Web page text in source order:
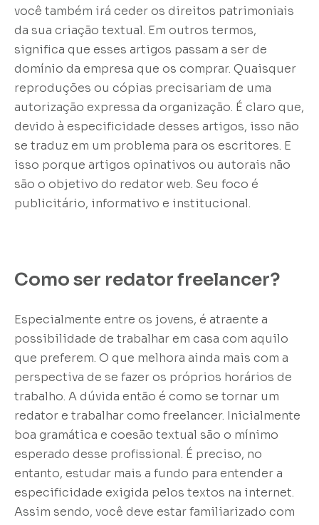
você também irá ceder os direitos patrimoniais
da sua criação textual. Em outros termos,
significa que esses artigos passam a ser de
domínio da empresa que os comprar. Quaisquer
reproduções ou cópias precisariam de uma
autorização expressa da organização. É claro que,
devido à especificidade desses artigos, isso não
se traduz em um problema para os escritores. E
isso porque artigos opinativos ou autorais não
são o objetivo do redator web. Seu foco é
publicitário, informativo e institucional.
Como ser redator freelancer?
Especialmente entre os jovens, é atraente a
possibilidade de trabalhar em casa com aquilo
que preferem. O que melhora ainda mais com a
perspectiva de se fazer os próprios horários de
trabalho. A dúvida então é como se tornar um
redator e trabalhar como freelancer. Inicialmente
boa gramática e coesão textual são o mínimo
esperado desse profissional. É preciso, no
entanto, estudar mais a fundo para entender a
especificidade exigida pelos textos na internet.
Assim sendo, você deve estar familiarizado com